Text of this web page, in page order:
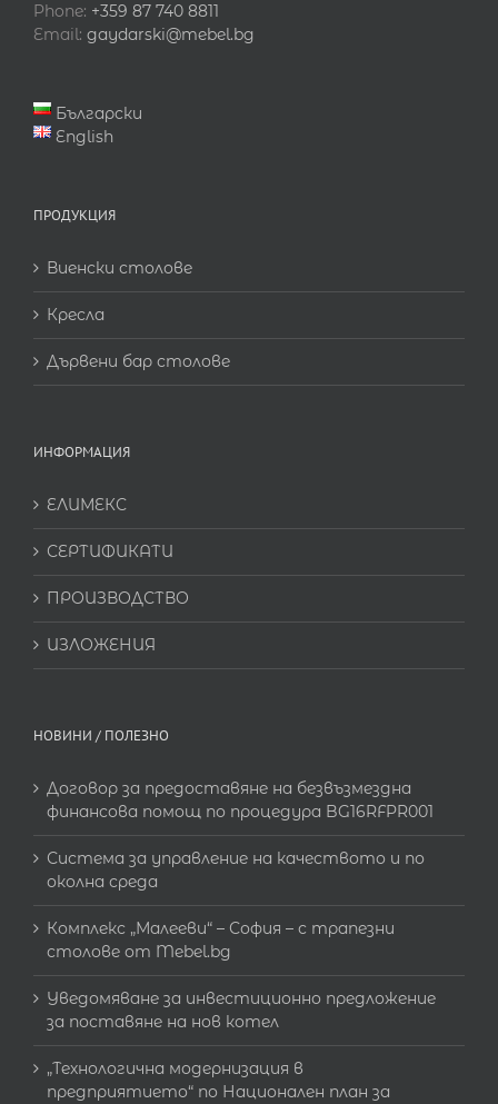
Phone: +359 87 740 8811
Email: gaydarski@mebel.bg
Български
English
ПРОДУКЦИЯ
Виенски столове
Кресла
Дървени бар столове
ИНФОРМАЦИЯ
ЕЛИМЕКС
СЕРТИФИКАТИ
ПРОИЗВОДСТВО
ИЗЛОЖЕНИЯ
НОВИНИ / ПОЛЕЗНО
Договор за предоставяне на безвъзмездна
финансова помощ по процедура BG16RFPR001
Система за управление на качеството и по
околна среда
Комплекс „Малееви“ – София – с трапезни
столове от Mebel.bg
Уведомяване за инвестиционно предложение
за поставяне на нов котел
„Технологична модернизация в
предприятието“ по Национален план за